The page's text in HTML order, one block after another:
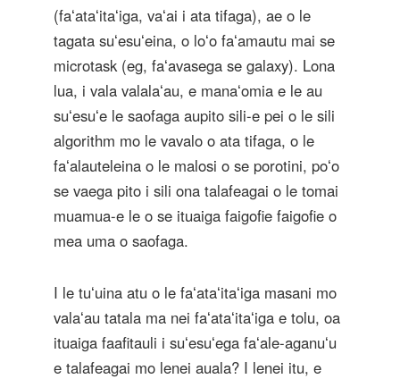
(faʻataʻitaʻiga, vaʻai i ata tifaga), ae o le
tagata suʻesuʻeina, o loʻo faʻamautu mai se
microtask (eg, faʻavasega se galaxy). Lona
lua, i vala valalaʻau, e manaʻomia e le au
suʻesuʻe le saofaga aupito sili-e pei o le sili
algorithm mo le vavalo o ata tifaga, o le
faʻalauteleina o le malosi o se porotini, poʻo
se vaega pito i sili ona talafeagai o le tomai
muamua-e le o se ituaiga faigofie faigofie o
mea uma o saofaga.
I le tuʻuina atu o le faʻataʻitaʻiga masani mo
valaʻau tatala ma nei faʻataʻitaʻiga e tolu, oa
ituaiga faafitauli i suʻesuʻega faʻale-aganuʻu
e talafeagai mo lenei auala? I lenei itu, e